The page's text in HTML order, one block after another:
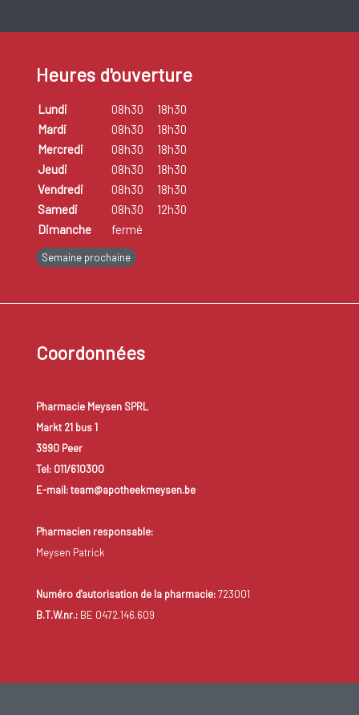
Heures d'ouverture
Lundi 08h30
18h30
Mardi
08h30
18h30
Mercredi
08h30
18h30
Jeudi
08h30
18h30
Vendredi
08h30
18h30
Samedi
08h30
12h30
Dimanche
fermé
Semaine prochaine
Coordonnées
Pharmacie Meysen SPRL
Markt 21 bus 1
3990 Peer
Tel: 011/610300
E-mail: team@apotheekmeysen.be
Pharmacien responsable:
Meysen Patrick
Numéro d'autorisation de la pharmacie:723001
B.T.W.nr.:BE 0472.146.609